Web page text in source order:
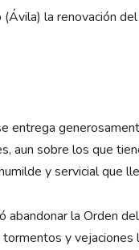
la renovación
entrega
aun sobre los que
y servicial que
la Orden
y